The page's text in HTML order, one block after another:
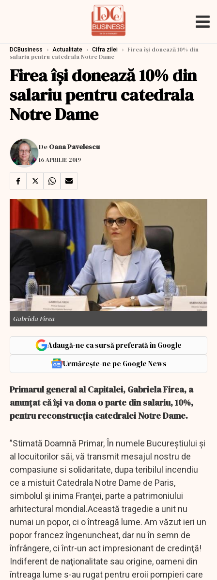
DCBusiness › Actualitate › Cifra zilei › Firea își donează 10% din
salariu pentru catedrala Notre Dame
Firea își donează 10% din
salariu pentru catedrala
Notre Dame
De Oana Pavelescu
16 APRILIE 2019
Gabriela Firea
Adaugă-ne ca sursă preferată în Google
Urmărește-ne pe Google News
Primarul general al Capitalei, Gabriela Firea, a
anunțat că își va dona o parte din salariu, 10%,
pentru reconstrucția catedralei Notre Dame.
”Stimată Doamnă Primar, În numele Bucureştiului şi
al locuitorilor săi, vă transmit mesajul nostru de
compasiune si solidaritate, dupa teribilul incendiu
ce a mistuit Catedrala Notre Dame de Paris,
simbolul şi inima Franţei, parte a patrimoniului
arhitectural mondial.Această tragedie a unit nu
numai un popor, ci o întreagă lume. Am văzut ieri un
popor francez îngenuncheat, dar nu în semn de
înfrângere, ci într-un act impresionant de credinţă!
Indiferent de naţionalitate sau origine, oameni din
întreaga lume s-au rugat pentru eroii pompieri care